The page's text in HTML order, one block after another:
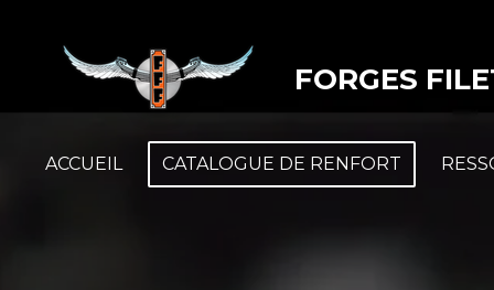
principal
FORGES
ACCUEIL CATALOGUE DE RENFORT